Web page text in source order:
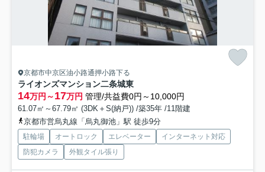
京都市中京区油小路通押小路下る
ライオンズマンション二条城東
14万円～17万円 管理/共益費0円～10,000円
61.07㎡～67.79㎡ (3DK＋S(納戸)) /築35年 /11階建
京都市営烏丸線「烏丸御池」駅 徒歩9分
駐輪場 オートロック エレベーター
インターネット対応
防犯カメラ
外観タイル張り